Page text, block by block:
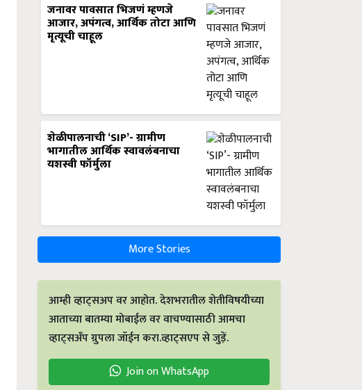
जनावर पावसात भिजणं म्हणजे
आजार, अपंगत्व, आर्थिक तोटा आणि
मृत्यूची चाहूल
शेळीपालनाची ‘SIP’- ग्रामीण
भागातील आर्थिक स्वावलंबनाचा
यशस्वी फॉर्मुला
More Stories
आम्ही व्हाट्सअप वर आहोत. देशभरातील शेतीविषयीच्या
आताच्या बातम्या मोबाईल वर वाचण्यासाठी आमचा
व्हाट्सअँप ग्रुपला जॉईन करा.व्हाट्सएप से जुड़ें.
Join on WhatsApp